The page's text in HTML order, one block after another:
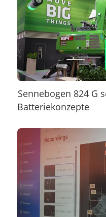
Sennebogen 824 G
Batteriekonzepte